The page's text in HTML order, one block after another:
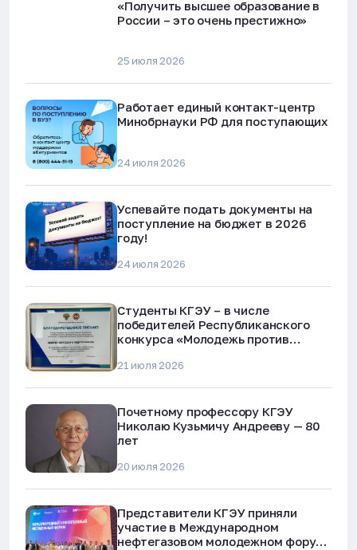
«Получить высшее образование в
России – это очень престижно»
25 июля 2026
Работает единый контакт-центр
Минобрнауки РФ для поступающих
24 июля 2026
Успевайте подать документы на
поступление на бюджет в 2026
году!
24 июля 2026
Студенты КГЭУ – в числе
победителей Республиканского
конкурса «Молодежь против
мошенничества»
21 июля 2026
Почетному профессору КГЭУ
Николаю Кузьмичу Андрееву — 80
лет
20 июля 2026
Представители КГЭУ приняли
участие в Международном
нефтегазовом молодежном форуме